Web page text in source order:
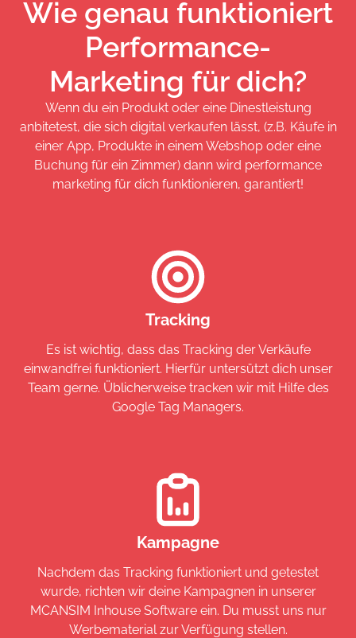
Wie genau funktioniert
Performance-
Marketing für dich?
Wenn du ein Produkt oder eine Dinestleistung
anbitetest, die sich digital verkaufen lässt, (z.B. Käufe in
einer App, Produkte in einem Webshop oder eine
Buchung für ein Zimmer) dann wird performance
marketing für dich funktionieren, garantiert!
Tracking
Es ist wichtig, dass das Tracking der Verkäufe
einwandfrei funktioniert. Hierfür untersützt dich unser
Team gerne. Üblicherweise tracken wir mit Hilfe des
Google Tag Managers.
Kampagne
Nachdem das Tracking funktioniert und getestet
wurde, richten wir deine Kampagnen in unserer
MCANSIM Inhouse Software ein. Du musst uns nur
Werbematerial zur Verfügung stellen.